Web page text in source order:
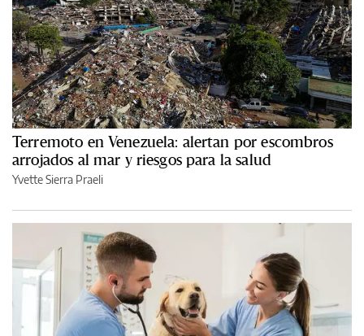
Terremoto en Venezuela: alertan por escombros
arrojados al mar y riesgos para la salud
Yvette Sierra Praeli